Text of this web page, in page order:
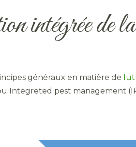
intégrée de
généraux en matière de
Integreted pest management